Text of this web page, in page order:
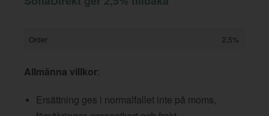
Order 2,5%
Allmänna villkor:
Ersättning ges i normalfallet inte på moms,